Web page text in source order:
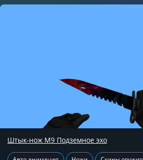
Штык-нож М9 Подземное эхо